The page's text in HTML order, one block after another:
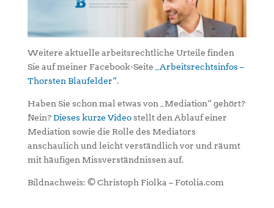
Weitere aktuelle arbeitsrechtliche Urteile finden
Sie auf meiner Facebook-Seite
„Arbeitsrechtsinfos –
Thorsten Blaufelder“.
Haben Sie schon mal etwas von „Mediation“ gehört?
Nein? Dieses kurze Videostellt den Ablauf einer
Mediation sowie die Rolle des Mediators
anschaulich und leicht verständlich vor und räumt
mit häufigen Missverständnissen auf.
Bildnachweis: © Christoph Fiolka – Fotolia.com